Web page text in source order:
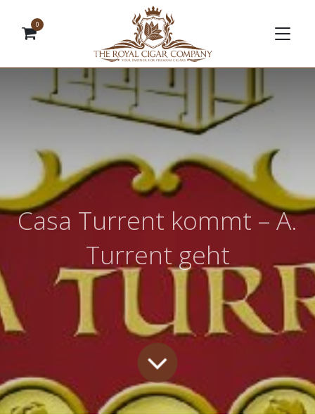
0
Casa Turrent kommt – A.
Turrent geht